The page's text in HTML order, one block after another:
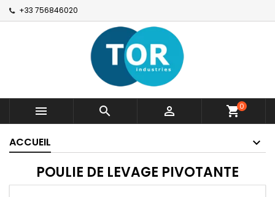
+33 756846020
   shopping_cart0
ACCUEIL
POULIE DE LEVAGE PIVOTANTE